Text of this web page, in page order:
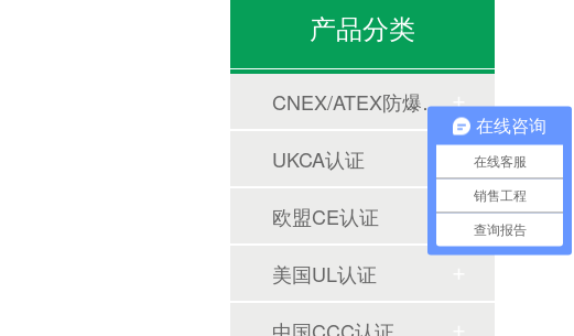
产品分类
CNEX/ATEX防爆合格证
UKCA认证
欧盟CE认证
美国UL认证
在线咨询
在线客服
销售工程
查询报告